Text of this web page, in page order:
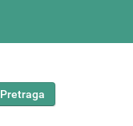
Pretraga